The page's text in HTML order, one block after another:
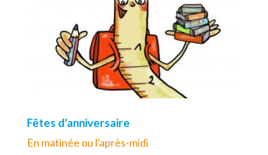
Fêtes d'anniversaire
En matinée ou l'après-midi